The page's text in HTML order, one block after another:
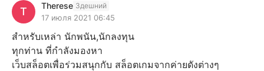
T Therese Здешний
17 июля 2021 06:45
สำหรับเหล่า นักพนัน,นักลงทุน
ทุกท่าน ที่กำลังมองหา
เว็บสล็อตเพื่อร่วมสนุกกับ สล็อตเกมจากค่ายดังต่างๆ